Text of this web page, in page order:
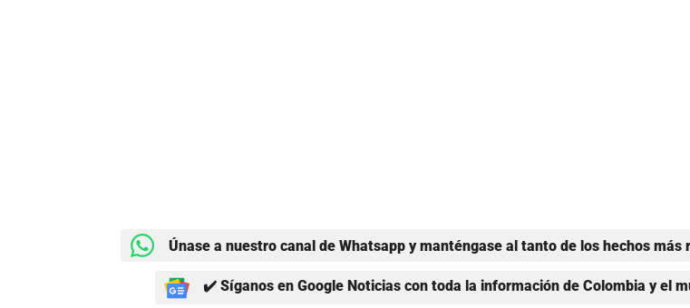
Únase a nuestro canal de Whatsapp y manténgase al tanto de los hechos más
✔️ Síganos en Google Noticias con toda la información de Colombia y el